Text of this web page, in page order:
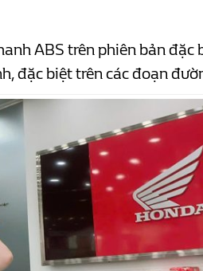
ABS trên phiên bản đặc
đặc biệt trên các đoạn